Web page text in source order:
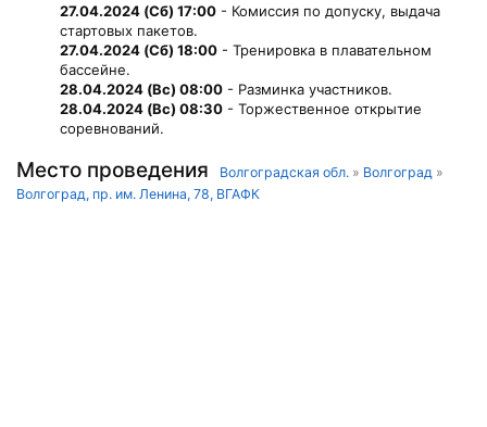
27.04.2024 (Сб) 17:00 - Комиссия по допуску, выдача
стартовых пакетов.
27.04.2024 (Сб) 18:00 - Тренировка в плавательном
бассейне.
28.04.2024 (Вс) 08:00 - Разминка участников.
28.04.2024 (Вс) 08:30 - Торжественное открытие
соревнований.
Место проведения Волгоградская обл. » Волгоград »
Волгоград, пр. им. Ленина, 78, ВГАФК